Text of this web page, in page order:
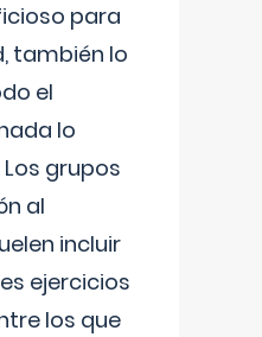
para
también lo
el
lo
grupos
al
incluir
ejercicios
los que